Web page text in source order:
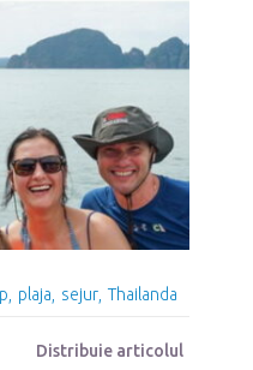
plaja sejur Thailanda
Distribuie articolul